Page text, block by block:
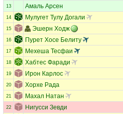
13 Амаль Арсен
14 Мулугет Тулу Догали
15 Эшерн Ходж
16 Пурет Хосе Белиту
17 Мехеша Тесфаи
18 Хабтес Фаради
19 Ирон Карлос
20 Хорхе Рада
21 Махал Натан
22 Нигусси Зевди